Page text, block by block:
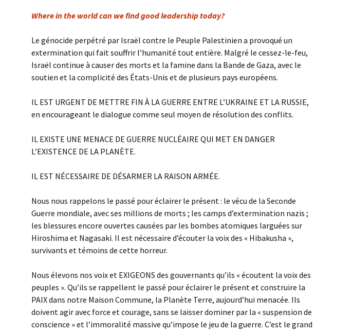
Where in the world can we find good leadership today?
Le génocide perpétré par Israël contre le Peuple Palestinien a provoqué un
extermination qui fait souffrir l’humanité tout entière. Malgré le cessez-le-feu,
Israël continue à causer des morts et la famine dans la Bande de Gaza, avec le
soutien et la complicité des États-Unis et de plusieurs pays européens.
IL EST URGENT DE METTRE FIN À LA GUERRE ENTRE L’UKRAINE ET LA RUSSIE,
en encourageant le dialogue comme seul moyen de résolution des conflits.
IL EXISTE UNE MENACE DE GUERRE NUCLÉAIRE QUI MET EN DANGER
L’EXISTENCE DE LA PLANÈTE.
IL EST NÉCESSAIRE DE DÉSARMER LA RAISON ARMÉE.
Nous nous rappelons le passé pour éclairer le présent : le vécu de la Seconde
Guerre mondiale, avec ses millions de morts ; les camps d’extermination nazis ;
les blessures encore ouvertes causées par les bombes atomiques larguées sur
Hiroshima et Nagasaki. Il est nécessaire d’écouter la voix des « Hibakusha »,
survivants et témoins de cette horreur.
Nous élevons nos voix et EXIGEONS des gouvernants qu’ils « écoutent la voix des
peuples ». Qu’ils se rappellent le passé pour éclairer le présent et construire la
PAIX dans notre Maison Commune, la Planète Terre, aujourd’hui menacée. Ils
doivent agir avec force et courage, sans se laisser dominer par la « suspension de
conscience » et l’immoralité massive qu’impose le jeu de la guerre. C’est le grand